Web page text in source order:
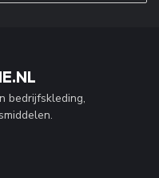
bedrijfskleding,